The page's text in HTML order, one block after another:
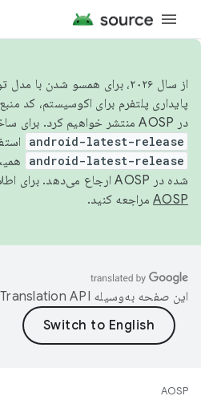
از سال ۲۰۲۶، برای همسو شدن
پایداری پلتفرم برای اکوسیستم، کد
در AOSP منتشر خواهیم کرد. برای ساخت و مشارکت در AOSP،
android-latest-release
android-latest-release
شده در AOSP ارجاع می‌دهد. برای اطلاعات بیشتر، به
AOSP مراجعه کنید.
این صفحه به‌وسیله
AOSP